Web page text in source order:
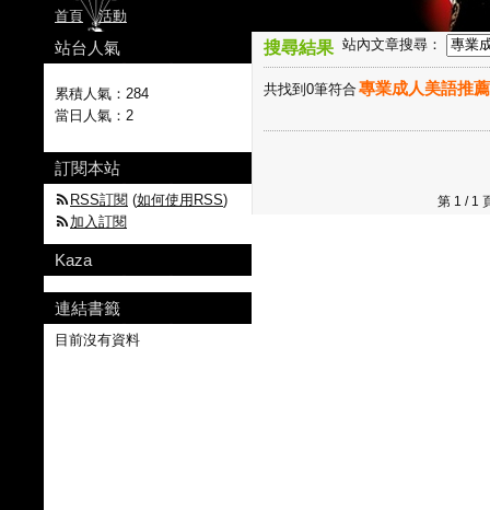
首頁 活動
搜尋結果 站內文章搜尋：
共找到0筆符合專業成人美語推
第 1 /
站台人氣
累積人氣： 284
當日人氣： 2
訂閱本站
RSS訂閱 (如何使用RSS)
加入訂閱
Kaza
連結書籤
目前沒有資料